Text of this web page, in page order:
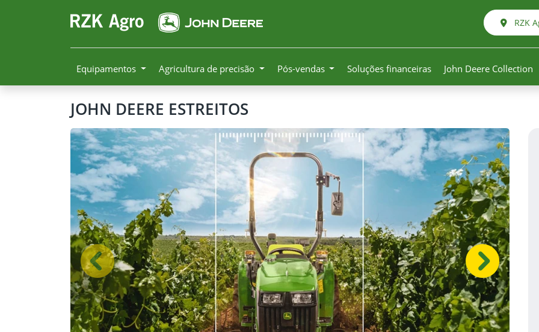
RZK
Equipamentos Agricultura de precisão Pós-vendas Soluções financeiras John Deere Collection
JOHN DEERE ESTREITOS
Anterior Próximo